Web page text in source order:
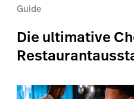
Guide
Die ultimative